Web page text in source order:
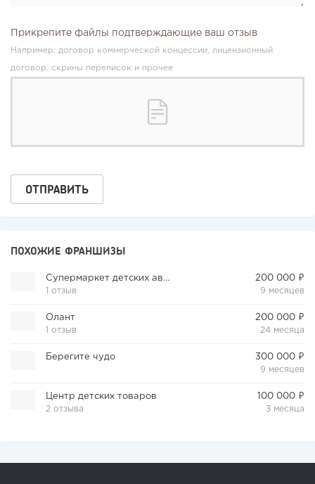
Прикрепите файлы подтверждающие ваш отзыв
Например: договор коммерческой концессии, лицензионный
договор, скрины переписок и прочее
ПОХОЖИЕ ФРАНШИЗЫ
Супермаркет детских автокресел
1 отзыв
200 000 ₽
9 месяцев
Олант
1 отзыв
200 000 ₽
24 месяца
Берегите чудо
300 000 ₽
9 месяцев
Центр детских товаров
2 отзыва
100 000 ₽
3 месяца